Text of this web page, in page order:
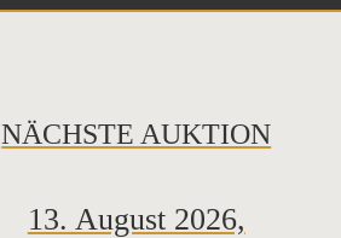
NÄCHSTE AUKTION
13. August 2026,